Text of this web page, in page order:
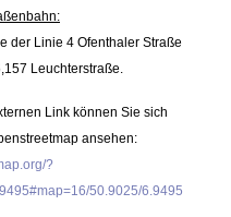
der Linie 4 Ofenthaler Straße
Leuchterstraße.
Link können Sie sich
ansehen:
?
50.9025/6.9495